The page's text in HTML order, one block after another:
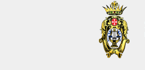
Salta al contenuto principale